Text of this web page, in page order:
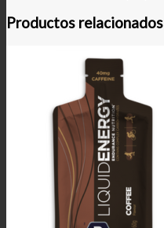
Productos relacionados